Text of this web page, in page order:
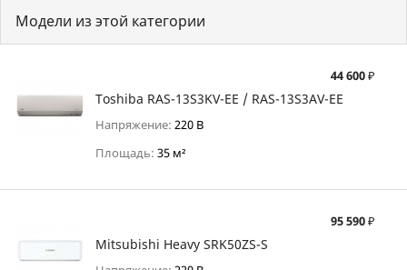
Модели из этой категории
Toshiba RAS-13S3KV-EE / RAS-13S3AV-EE
Напряжение: 220 В
Площадь: 35 м²
44 600 ₽
Mitsubishi Heavy SRK50ZS-S
95 590 ₽